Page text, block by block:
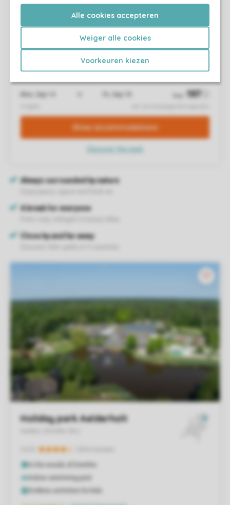
Alle cookies accepteren
Weiger alle cookies
Voorkeuren kiezen